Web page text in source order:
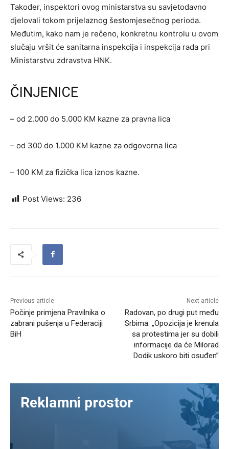
Također, inspektori ovog ministarstva su savjetodavno
djelovali tokom prijelaznog šestomjesečnog perioda.
Međutim, kako nam je rečeno, konkretnu kontrolu u ovom
slučaju vršit će sanitarna inspekcija i inspekcija rada pri
Ministarstvu zdravstva HNK.
ČINJENICE
– od 2.000 do 5.000 KM kazne za pravna lica
– od 300 do 1.000 KM kazne za odgovorna lica
– 100 KM za fizička lica iznos kazne.
Post Views: 236
Previous article
Počinje primjena Pravilnika o
zabrani pušenja u Federaciji
BiH
Next article
Radovan, po drugi put među
Srbima: „Opozicija je krenula
sa protestima jer su dobili
informacije da će Milorad
Dodik uskoro biti osuđen”
Reklamni prostor